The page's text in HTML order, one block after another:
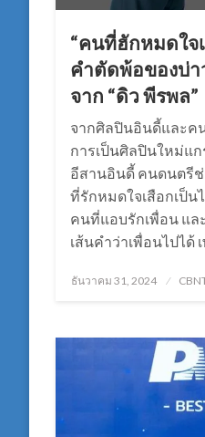
“คนที่ฮักหมดใจ
คำตัดพ้อของบ่
จาก “ดิว พีรพล”
จากศิลปินอินดี้และค
การเป็นศิลปินใหม่แก
อีสานอินดี้ คนดนตรีช่
ที่รักหมดใจเสือกเป็
คนที่แอบรักเพื่อน แ
เส้นคำว่าเพื่อนไปได้
Posted
ธันวาคม 31, 2024